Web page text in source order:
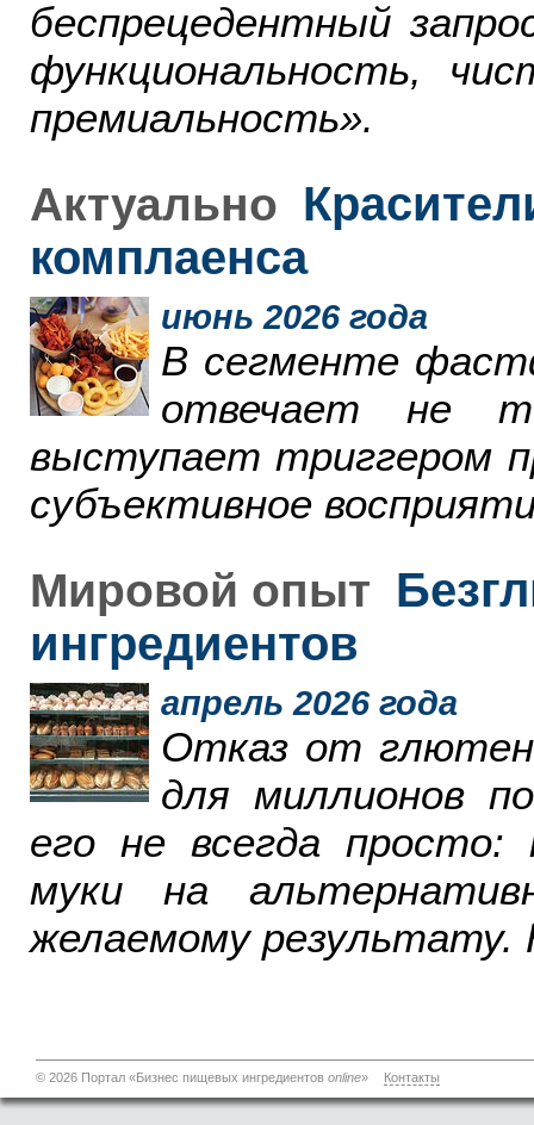
беспрецедентный
функциональность,
премиальность».
Актуально
комплаенса
июнь 2026 года
В сегменте
отвечает не
выступает триггером
субъективное
Мировой опыт
ингредиентов
апрель 2026 года
Отказ от
для миллионов
его не всегда просто:
муки на
желаемому результату.
© 2026 Портал «Бизнес пищевых ингредиентов online» Контакты